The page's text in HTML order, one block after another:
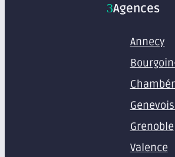
Agences
Annecy
Grenoble
Valence